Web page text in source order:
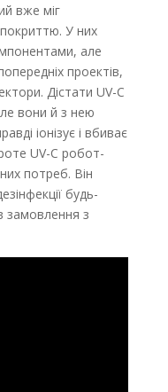
вже міг
У них
але
проектів,
Дістати UV-C
вони й з нею
іонізує і вбиває
UV-C робот-
потреб. Він
будь-
замовлення з